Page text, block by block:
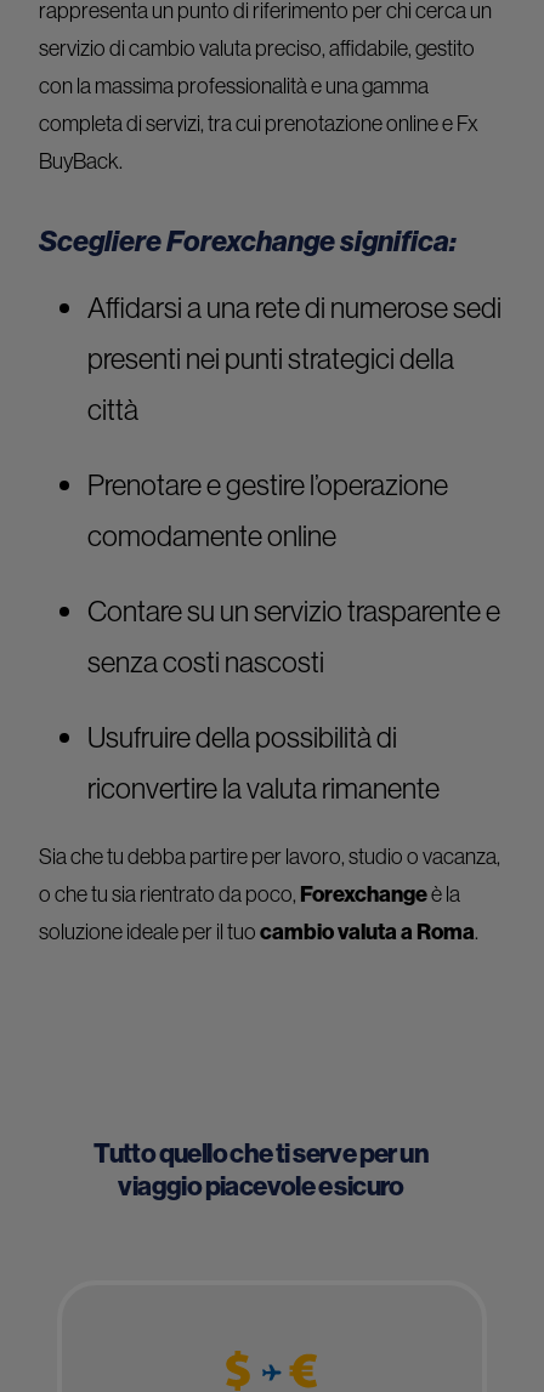
rappresenta un punto di riferimento per chi cerca un
servizio di cambio valuta preciso, affidabile, gestito
con la massima professionalità e una gamma
completa di servizi, tra cui prenotazione online e Fx
BuyBack.
Scegliere Forexchange significa:
Affidarsi a una rete di numerose sedi
presenti nei punti strategici della
città
Prenotare e gestire l’operazione
comodamente online
Contare su un servizio trasparente e
senza costi nascosti
Usufruire della possibilità di
riconvertire la valuta rimanente
Sia che tu debba partire per lavoro, studio o vacanza,
o che tu sia rientrato da poco, Forexchangeè la
soluzione ideale per il tuocambio valuta a Roma.
Tutto quello che ti serve per un
viaggio piacevole e sicuro